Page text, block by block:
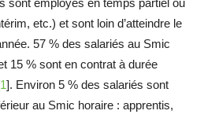
sont employés en temps partiel ou
etc.) et sont loin d’atteindre le
57 % des salariés au Smic
15 % sont en contrat à durée
1]. Environ 5 % des salariés sont
au Smic horaire : apprentis,